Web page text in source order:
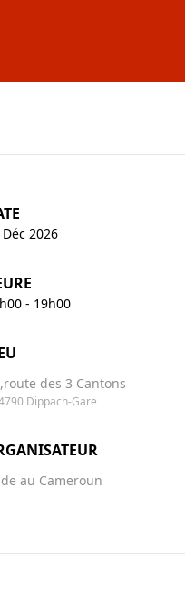
2026
- 19h00
des 3 Cantons
Dippach-Gare
au Cameroun